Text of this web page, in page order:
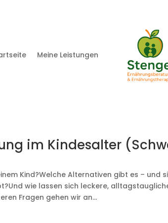
Meine Leistungen
im Kindesalter
Kind?Welche Alternativen gibt es – und
wie lassen sich leckere,
Fragen gehen wir an...